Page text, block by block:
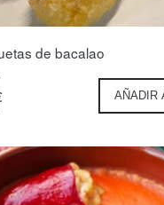
de bacalao
AÑADIR